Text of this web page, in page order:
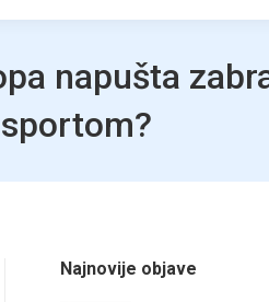
napušta
Najnovije objave